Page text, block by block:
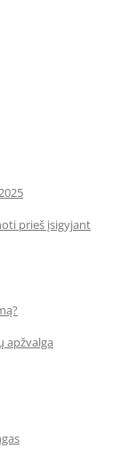
prieš įsigyjant
apžvalga